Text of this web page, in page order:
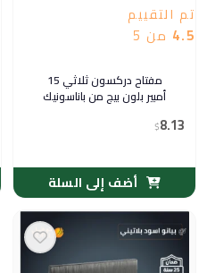
تم التقييم
4.5 من 5
مفتاح دركسون ثلاثي 15
أمبير بلون بيج من باناسونيك
$8.13
أضف إلى السلة